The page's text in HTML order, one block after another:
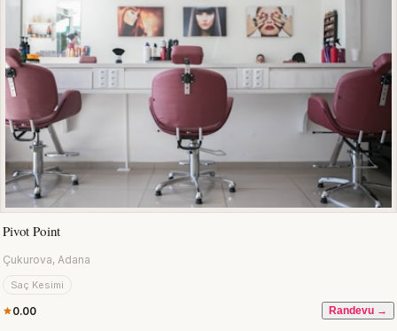
Pivot Point
Çukurova, Adana
Saç Kesimi
0.00 Randevu →